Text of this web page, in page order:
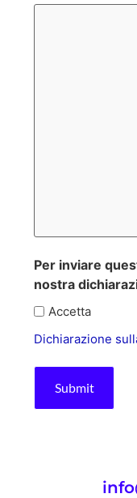
Per inviare
nostra
Accetta
Dichiarazione